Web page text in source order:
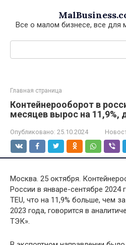
контентуВсе о малом бизнесе, все для
Поиск:
Главная страница
Контейнерооборот в
месяцев вырос на 11,9%,
Опубликовано: 25.10.2024
Москва. 25 октября.
России в январе-сентябре 2024
TEU, что на 11,9% больше, чем
2023 года, говорится в
ТЭК».